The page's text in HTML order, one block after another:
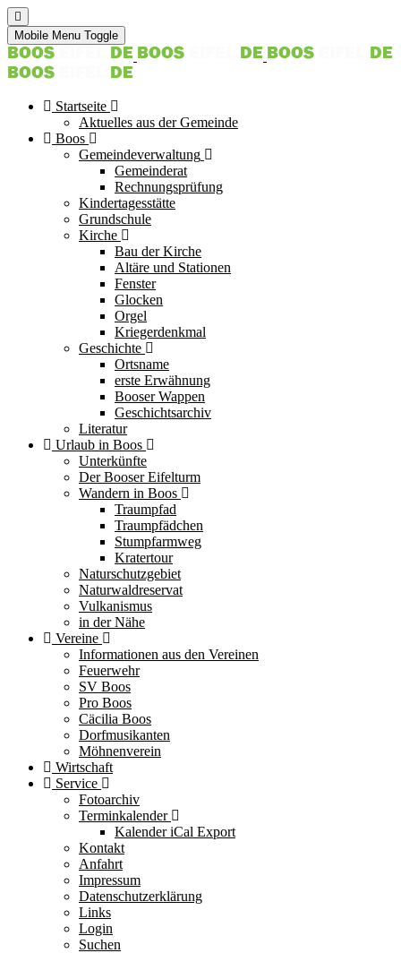
Mobile Menu Toggle
Startseite
Aktuelles aus der Gemeinde
Boos
Gemeindeverwaltung
Gemeinderat
Rechnungsprüfung
Kindertagesstätte
Grundschule
Kirche
Bau der Kirche
Altäre und Stationen
Fenster
Glocken
Orgel
Kriegerdenkmal
Geschichte
Ortsname
erste Erwähnung
Booser Wappen
Geschichtsarchiv
Literatur
Urlaub in Boos
Unterkünfte
Der Booser Eifelturm
Wandern in Boos
Traumpfad
Traumpfädchen
Stumpfarmweg
Kratertour
Naturschutzgebiet
Naturwaldreservat
Vulkanismus
in der Nähe
Vereine
Informationen aus den Vereinen
Feuerwehr
SV Boos
Pro Boos
Cäcilia Boos
Dorfmusikanten
Möhnenverein
Wirtschaft
Service
Fotoarchiv
Terminkalender
Kalender iCal Export
Kontakt
Anfahrt
Impressum
Datenschutzerklärung
Links
Login
Suchen